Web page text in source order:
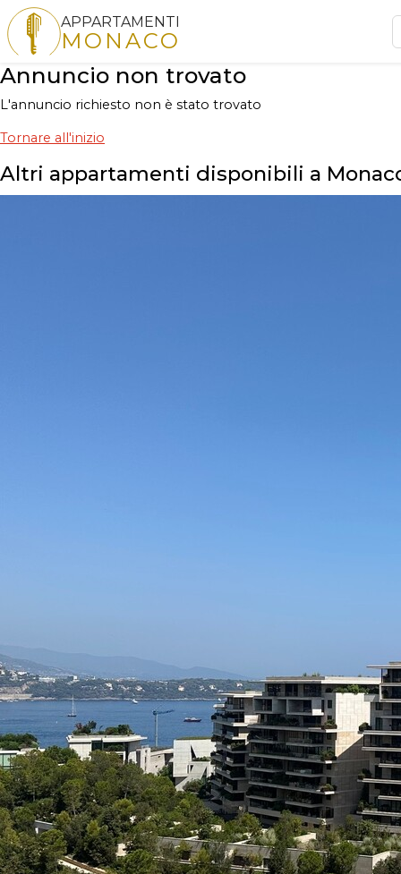
APPARTAMENTI
MONACO
Annuncio non trovato
L'annuncio richiesto non è stato trovato
Tornare all'inizio
Altri appartamenti disponibili a